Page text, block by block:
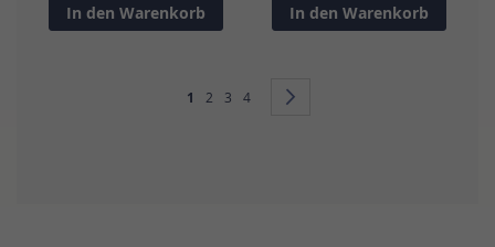
In den Warenkorb In den Warenkorb
Sie lesen gerade Seite
1 Seite
2 Seite
3 Seite
4